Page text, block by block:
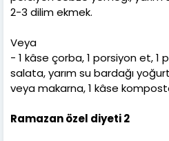
2-3 dilim ekmek.
Veya
- 1 kâse çorba, 1 porsiyon et, 1
salata, yarım su bardağı
veya makarna, 1 kâse
Ramazan özel diyeti 2